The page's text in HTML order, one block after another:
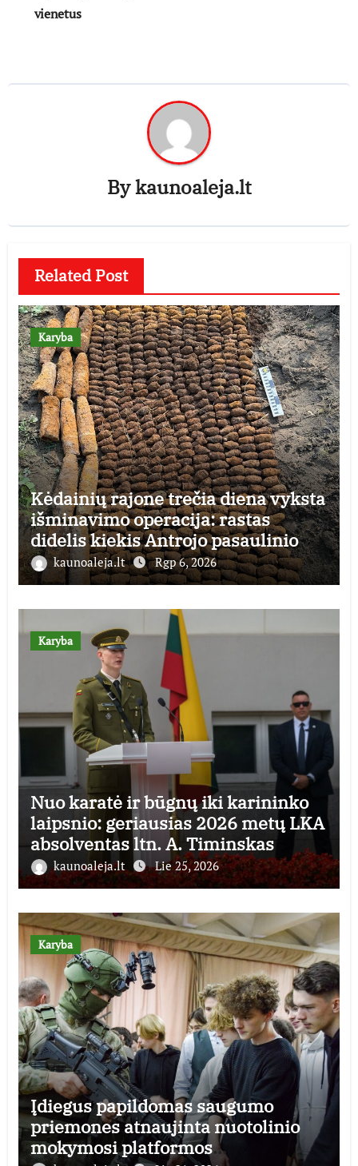
vienetus
Bykaunoaleja.lt
Related Post
Karyba
Kėdainių rajone trečia diena vyksta
išminavimo operacija: rastas
didelis kiekis Antrojo pasaulinio
karo laikų standartinės amunicijos
ir jos dalių
kaunoaleja.lt Rgp 6, 2026
Karyba
Nuo karatė ir būgnų iki karininko
laipsnio: geriausias 2026 metų LKA
absolventas ltn. A. Timinskas
kaunoaleja.lt Lie 25, 2026
Karyba
Įdiegus papildomas saugumo
priemones atnaujinta nuotolinio
mokymosi platformos